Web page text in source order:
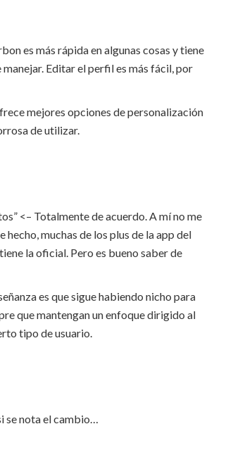
es más rápida en algunas cosas y tiene
Editar el perfil es más fácil, por
mejores opciones de personalización
de utilizar.
<– Totalmente de acuerdo. A mí no me
hecho, muchas de los plus de la app del
la oficial. Pero es bueno saber de
es que sigue habiendo nicho para
que mantengan un enfoque dirigido al
tipo de usuario.
se nota el cambio…